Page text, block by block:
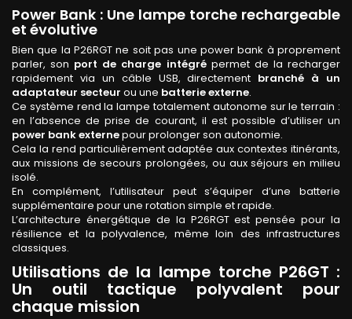
Power Bank : Une lampe torche rechargeable
et évolutive
Bien que la P26RGT ne soit pas une power bank à proprement
parler, son port de charge intégrépermet de la recharger
rapidement via un câble USB, directement branché à un
adaptateur secteur ou une batterie externe.
Ce système rend la lampe totalement autonome sur le terrain :
en l’absence de prise de courant, il est possible d’utiliser un
power bank externepour prolonger son autonomie.
Cela la rend particulièrement adaptée aux contextes itinérants,
aux missions de secours prolongées, ou aux séjours en milieu
isolé.
En complément, l’utilisateur peut s’équiper d’une batterie
supplémentaire pour une rotation simple et rapide.
L’architecture énergétique de la P26RGT est pensée pour la
résilience et la polyvalence, même loin des infrastructures
classiques.
Utilisations de la lampe torche P26GT :
Un outil tactique polyvalent pour
chaque mission